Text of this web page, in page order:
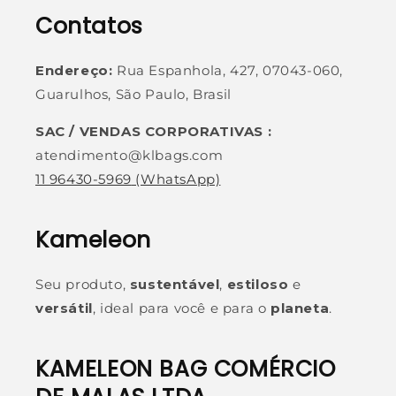
Contatos
Endereço: Rua Espanhola, 427, 07043-060,
Guarulhos, São Paulo, Brasil
SAC / VENDAS CORPORATIVAS :
atendimento@klbags.com
11 96430-5969 (WhatsApp)
Kameleon
Seu produto, sustentável, estiloso e
versátil, ideal para você e para o planeta.
KAMELEON BAG COMÉRCIO